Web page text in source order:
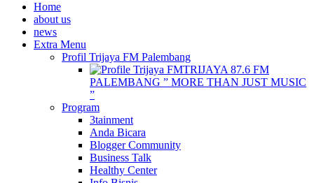
Home
about us
news
Extra Menu
Profil Trijaya FM Palembang
TRIJAYA 87.6 FM
PALEMBANG ” MORE THAN JUST MUSIC
”
Program
3tainment
Anda Bicara
Blogger Community
Business Talk
Healthy Center